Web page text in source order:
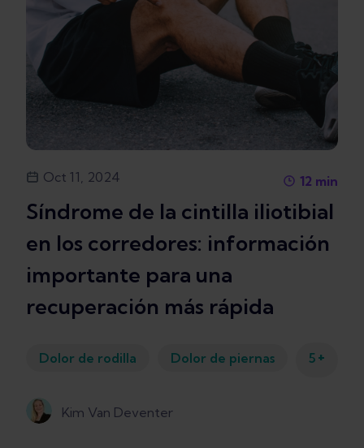
Oct 11, 2024 12 min
Síndrome de la cintilla iliotibial
en los corredores: información
importante para una
recuperación más rápida
Dolor de rodilla Dolor de piernas 5 +
Kim Van Deventer